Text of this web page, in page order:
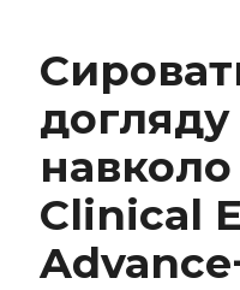
Clinical
Сироватка для
очей iS Clinical Eye